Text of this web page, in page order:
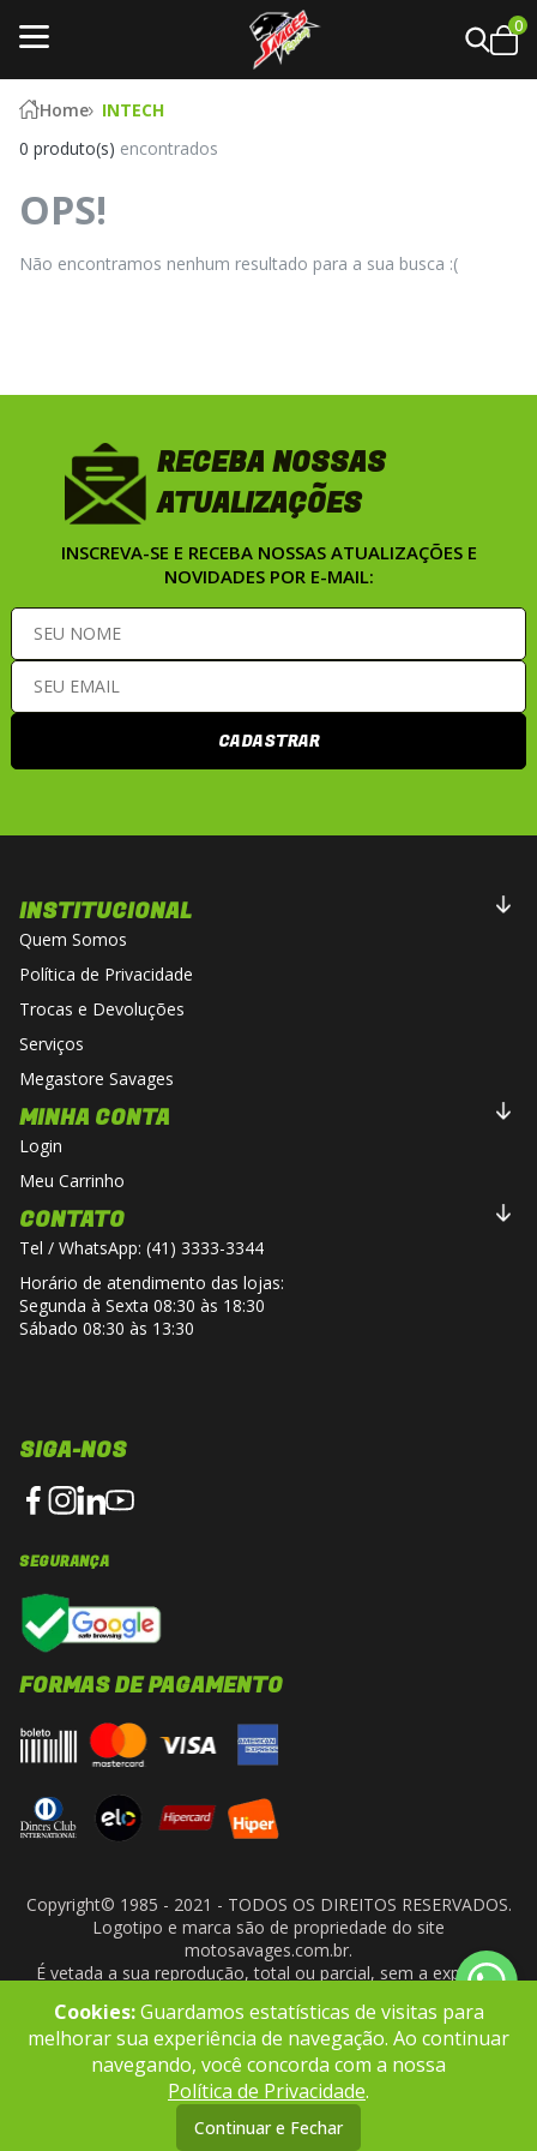
0
Home
INTECH
0 produto(s) encontrados
OPS!
Não encontramos nenhum resultado para a sua busca :(
RECEBA NOSSAS
ATUALIZAÇÕES
INSCREVA-SE E RECEBA NOSSAS ATUALIZAÇÕES E
NOVIDADES POR E-MAIL:
CADASTRAR
INSTITUCIONAL
Quem Somos
Política de Privacidade
Trocas e Devoluções
Serviços
Megastore Savages
MINHA CONTA
Login
Meu Carrinho
CONTATO
Tel / WhatsApp: (41) 3333-3344
Horário de atendimento das lojas:
Segunda à Sexta 08:30 às 18:30
Sábado 08:30 às 13:30
SIGA-NOS
SEGURANÇA
FORMAS DE PAGAMENTO
Copyright© 1985 - 2021 - TODOS OS DIREITOS RESERVADOS.
Logotipo e marca são de propriedade do site
motosavages.com.br.
É vetada a sua reprodução, total ou parcial, sem a expressa
- CNPJ: 10.927.924/0001-91
Cookies:Guardamos estatísticas de visitas para
melhorar sua experiência de navegação. Ao continuar
navegando, você concorda com a nossa
Política de Privacidade.
Continuar e Fechar